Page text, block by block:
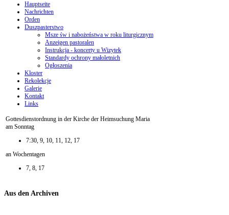
Hauptseite
Nachrichten
Orden
Duszpasterstwo
Msze św i nabożeństwa w roku liturgicznym
Anzeigen pastoralen
Instrukcja - koncerty u Wizytek
Standardy ochrony małoletnich
Ogłoszenia
Kloster
Rekolekcje
Galerie
Kontakt
Links
Gottesdienstordnung in der Kirche der Heimsuchung Maria
am Sonntag
7:30, 9, 10, 11, 12, 17
an Wochentagen
7, 8, 17
Aus den Archiven